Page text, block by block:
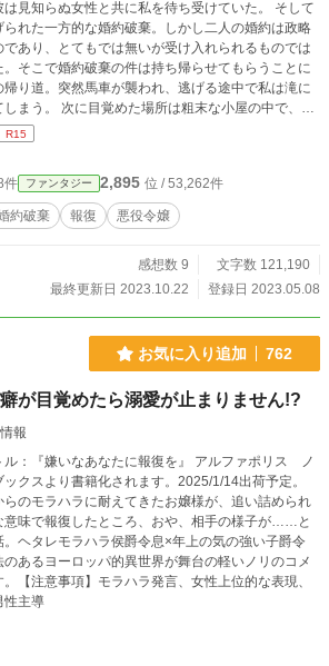
は見知らぬ女性と共に私を待ち受けていた。 そして
られた一方的な婚約破棄。しかし二人の婚約は政略
であり、とてもでは無いが受け入れられるものでは
。そこで婚約破棄の件は持ち帰らせてもらうことに
帰り道。突然馬車が襲われ、逃げる途中で私は滝に
しまう。 次に目覚めた場所は粗末な小屋の中で、私
いう青年が側にいた。そして彼の話で私は驚愕の
全員処刑されていた。更に驚くべきことに蘇った
く別人の女性であった。 名前も素性も分からないこ
自分と家族の命を奪った相手に必ず報復すること
に私は決めた――。 ※他サイトでも投稿中
R15
件 ファンタジー 2,895 位 / 53,262件
約破棄 報復 悪役令嬢
感想数 9
文字数 121,190
最終更新日 2023.10.22
登録日 2023.05.08
お気に入り追加 762
が目覚めたら溺愛が止まりません!?
報
ル：『嫌いなあなたに報復を』 アルファポリス ノ
ックスより書籍化されます。2025/1/14出荷予定。
らのモラハラに耐えてきたお嬢様が、追い詰められ
意味で報復したところ、おや、相手の様子が……と
。ヘタレモラハラ侯爵令息×年上の気の強い子爵令
のあるヨーロッパ的異世界が舞台の軽いノリのコメ
【注意事項】モラハラ発言、女性上位的な表現、
性主導